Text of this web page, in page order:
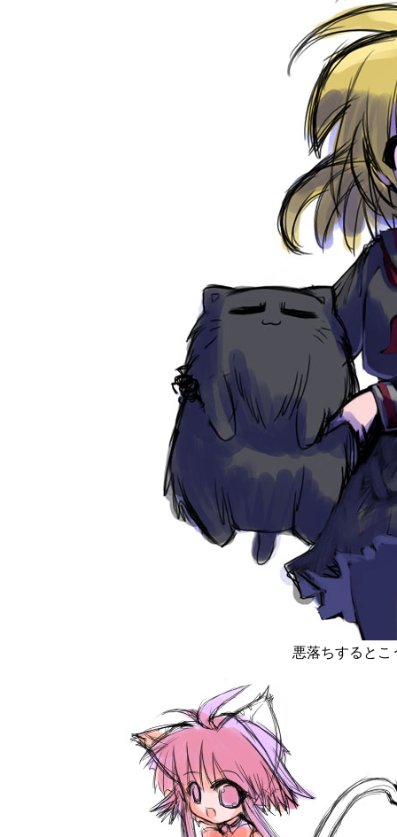
悪落ちするとこ